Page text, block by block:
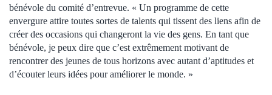
bénévole du comité d’entrevue. « Un programme de cette
envergure attire toutes sortes de talents qui tissent des liens afin de
créer des occasions qui changeront la vie des gens. En tant que
bénévole, je peux dire que c’est extrêmement motivant de
rencontrer des jeunes de tous horizons avec autant d’aptitudes et
d’écouter leurs idées pour améliorer le monde. »